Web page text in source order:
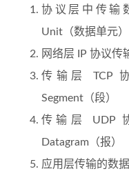
协议层中传输
Unit（数据单元）
网络层 IP 协议传
传输层 TCP
Segment（段）
传输层 UDP
Datagram（报）
应用层传输的数